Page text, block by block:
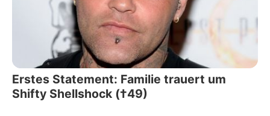
Erstes Statement: Familie trauert um
Shifty Shellshock (†49)